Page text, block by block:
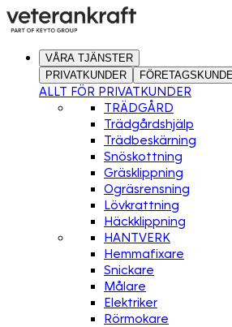
VÅRA TJÄNSTER
PRIVATKUNDER
ALLT FÖR PRIVATKUNDER
TRÄDGÅRD
Trädgårdshjälp
Trädbeskärning
Snöskottning
Gräsklippning
Ogräsrensning
Lövkrattning
Häckklippning
HANTVERK
Hemmafixare
Snickare
Målare
Elektriker
Rörmokare